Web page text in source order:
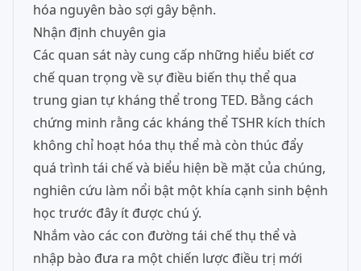
hóa nguyên bào sợi gây bệnh.
Nhận định chuyên gia
Các quan sát này cung cấp những hiểu biết cơ
chế quan trọng về sự điều biến thụ thể qua
trung gian tự kháng thể trong TED. Bằng cách
chứng minh rằng các kháng thể TSHR kích thích
không chỉ hoạt hóa thụ thể mà còn thúc đẩy
quá trình tái chế và biểu hiện bề mặt của chúng,
nghiên cứu làm nổi bật một khía cạnh sinh bệnh
học trước đây ít được chú ý.
Nhắm vào các con đường tái chế thụ thể và
nhập bào đưa ra một chiến lược điều trị mới